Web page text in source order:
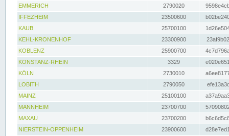
EMMERICH
2790020
IFFEZHEIM
23500600
KAUB
25700100
KEHL-KRONENHOF
23300900
KOBLENZ
25900700
KONSTANZ-RHEIN
3329
KÖLN
2730010
LOBITH
2790050
MAINZ
25100100
MANNHEIM
23700700
MAXAU
23700200
NIERSTEIN-OPPENHEIM
23900600